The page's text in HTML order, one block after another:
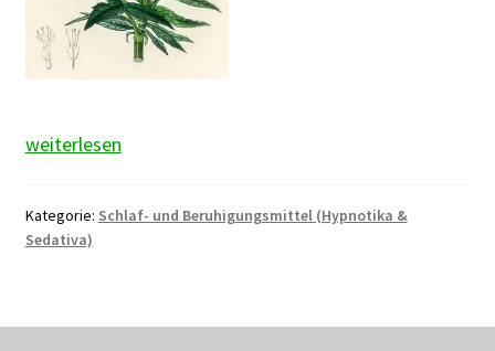
Baldrian
weiterlesen
Kategorie: Schlaf- und Beruhigungsmittel (Hypnotika &
Sedativa)